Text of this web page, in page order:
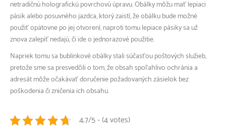
netradičnú holografickú povrchovú úpravu. Obálky môžu mať lepiaci
pásik alebo posuvného jazdca, ktorý zaistí, že obálku bude možné
použiť opätovne po jej otvorení, naproti tomu lepiace pásiky sa už
znova zalepiť nedajú, či ide o jednorazové použitie.
Napriek tomu sa bublinkové obálky stali súčasťou poštových služieb,
pretože sme sa presvedčili o tom, že obsah spoľahlivo ochránia a
adresát môže očakávať doručenie požadovaných zásielok bez
poškodenia či zničenia ich obsahu.
4.7/5 - (4 votes)